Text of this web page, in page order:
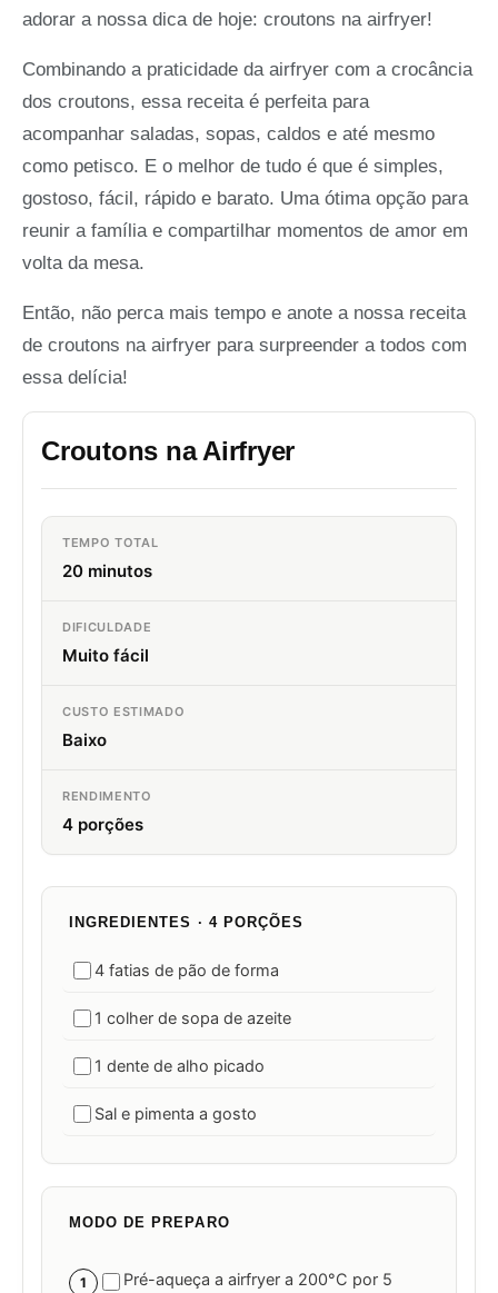
adorar a nossa dica de hoje: croutons na airfryer!
Combinando a praticidade da airfryer com a crocância
dos croutons, essa receita é perfeita para
acompanhar saladas, sopas, caldos e até mesmo
como petisco. E o melhor de tudo é que é simples,
gostoso, fácil, rápido e barato. Uma ótima opção para
reunir a família e compartilhar momentos de amor em
volta da mesa.
Então, não perca mais tempo e anote a nossa receita
de croutons na airfryer para surpreender a todos com
essa delícia!
Croutons na Airfryer
TEMPO TOTAL
20 minutos
DIFICULDADE
Muito fácil
CUSTO ESTIMADO
Baixo
RENDIMENTO
4 porções
INGREDIENTES · 4 PORÇÕES
4 fatias de pão de forma
1 colher de sopa de azeite
1 dente de alho picado
Sal e pimenta a gosto
MODO DE PREPARO
1
Pré-aqueça a airfryer a 200°C por 5